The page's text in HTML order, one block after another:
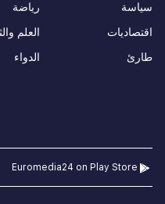
سياسة
اقتصاديات
طارئ
رياضة
العلم
الدواء
Euromedia24 on Play Store